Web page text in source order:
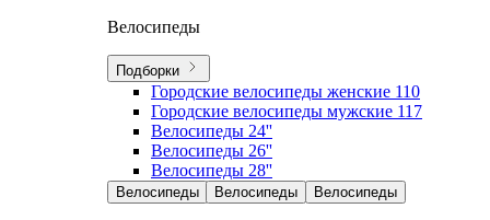
Велосипеды
Подборки
Городские велосипеды женские 110
Городские велосипеды мужские 117
Велосипеды 24''
Велосипеды 26''
Велосипеды 28''
Велосипеды Велосипеды Велосипеды